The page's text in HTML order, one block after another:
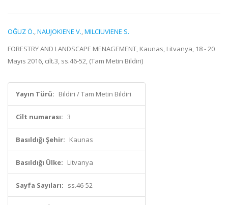
OĞUZ Ö.,NAUJOKIENE V.,MILCIUVIENE S.
FORESTRY AND LANDSCAPE MENAGEMENT, Kaunas, Litvanya, 18 - 20
Mayıs 2016, cilt.3, ss.46-52, (Tam Metin Bildiri)
Yayın Türü: Bildiri / Tam Metin Bildiri
Cilt numarası: 3
Basıldığı Şehir: Kaunas
Basıldığı Ülke: Litvanya
Sayfa Sayıları: ss.46-52